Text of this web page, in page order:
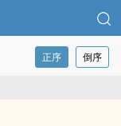
正序 倒序